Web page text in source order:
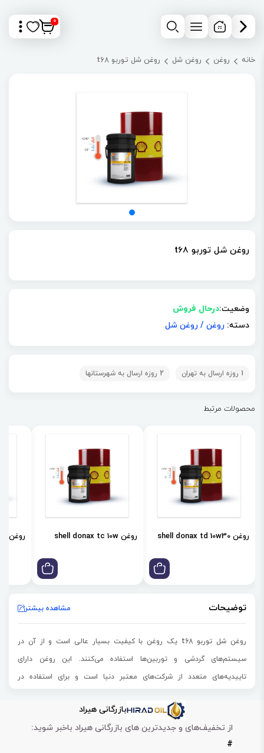
0
خانه روغن روغن شل روغن شل توربو t68
روغن شل توربو t68
وضعیت:درحال فروش
دسته: روغن / روغن شل
1 روزه ارسال به تهران 2 روزه ارسال به شهرستانها
محصولات مرتبط
روغن shell donax td 10w30 روغن shell donax tc 10w روغن shell donax td 85w
توضیحات مشاهده بیشتر
روغن شل توربو t68 یک روغن با کیفیت بسیار عالی است و از آن در
سیستم‌‌های گردشی و توربین‌ها استفاده می‌کنند. این روغن دارای
تاییدیه‌های متعدد از شرکت‌های معتبر دنیا است و برای استفاده در
دارای قابلیت جداسازی از آب بسیار خوبی است و در مقابل اکسیداسیون
بسیار مقاوم است.
مقاوم در برابر اکسیداسیون
بازرگانی هیراد
از تخفیف‌های و جدیدترین های بازرگانی هیراد باخبر شوید:
#